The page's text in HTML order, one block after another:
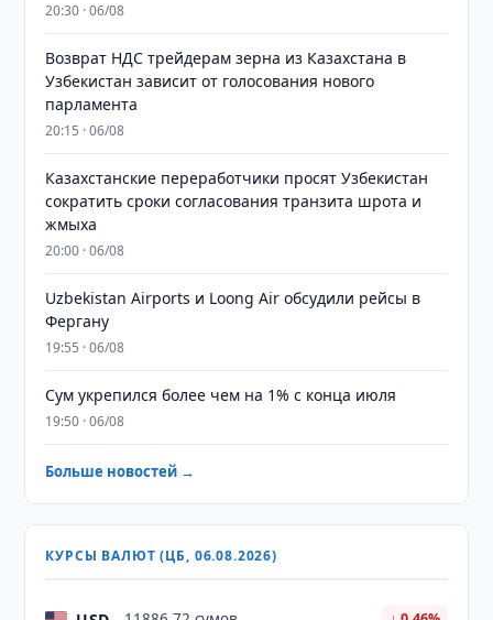
20:30 · 06/08
Возврат НДС трейдерам зерна из Казахстана в
Узбекистан зависит от голосования нового
парламента
20:15 · 06/08
Казахстанские переработчики просят Узбекистан
сократить сроки согласования транзита шрота и
жмыха
20:00 · 06/08
Uzbekistan Airports и Loong Air обсудили рейсы в
Фергану
19:55 · 06/08
Сум укрепился более чем на 1% с конца июля
19:50 · 06/08
Больше новостей →
КУРСЫ ВАЛЮТ (ЦБ, 06.08.2026)